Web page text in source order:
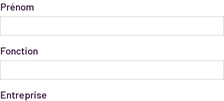
Prénom
Fonction
Entreprise